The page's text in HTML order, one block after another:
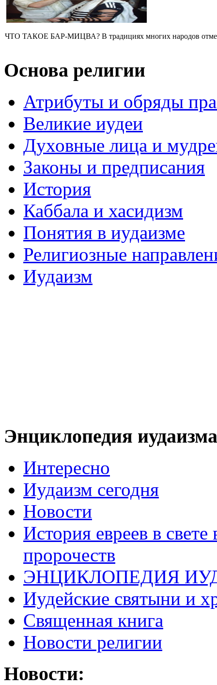
ЧТО ТАКОЕ БАР-МИЦВА? В традициях многих народов
Основа религии
Атрибуты и обряды
Великие иудеи
Духовные лица и
Законы и предписания
История
Каббала и хасидизм
Понятия в иудаизме
Религиозные
Иудаизм
Энциклопедия иудаизма
Интересно
Иудаизм сегодня
Новости
История евреев в
пророчеств
ЭНЦИКЛОПЕДИЯ
Иудейские святыни и
Священная книга
Новости религии
Новости: